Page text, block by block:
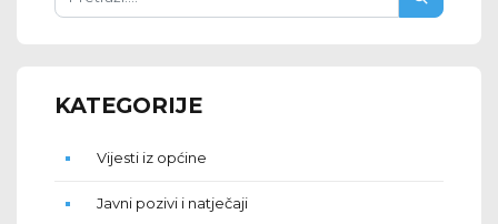
KATEGORIJE
Vijesti iz općine
Javni pozivi i natječaji